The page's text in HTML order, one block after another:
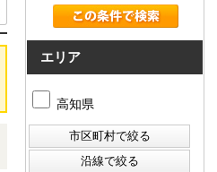
エリア
高知県